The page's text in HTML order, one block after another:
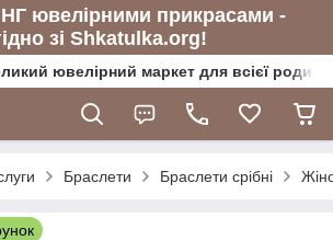
ювелірними прикрасами -
зі Shkatulka.org!
ювелірний маркет для всієї
Браслети Браслети срібні